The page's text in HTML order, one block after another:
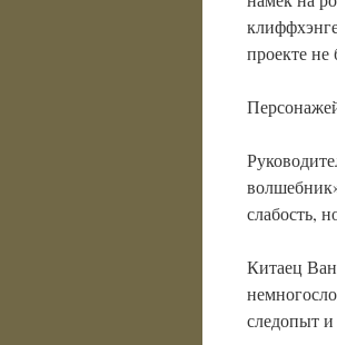
проекте не
слабость,
Китаец
следопыт